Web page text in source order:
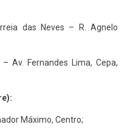
das Neves – R. Agnelo
Av. Fernandes Lima, Cepa,
Máximo, Centro;